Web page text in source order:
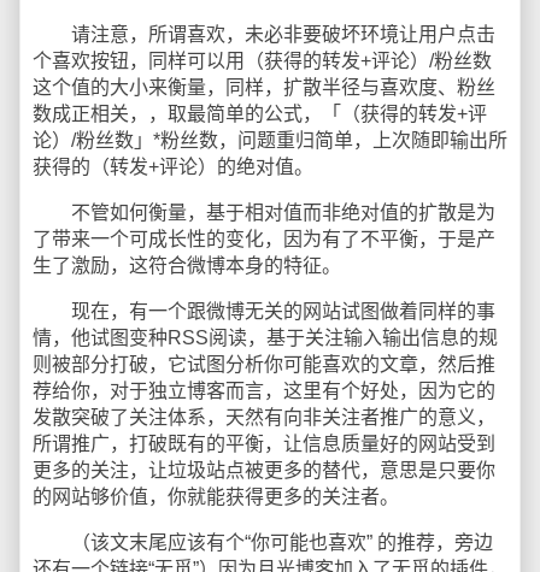
请注意，所谓喜欢，未必非要破坏环境让用户点击
个喜欢按钮，同样可以用（获得的转发+评论）/粉丝数
这个值的大小来衡量，同样，扩散半径与喜欢度、粉丝
数成正相关，，取最简单的公式，「（获得的转发+评
论）/粉丝数」*粉丝数，问题重归简单，上次随即输出所
获得的（转发+评论）的绝对值。
不管如何衡量，基于相对值而非绝对值的扩散是为
了带来一个可成长性的变化，因为有了不平衡，于是产
生了激励，这符合微博本身的特征。
现在，有一个跟微博无关的网站试图做着同样的事
情，他试图变种RSS阅读，基于关注输入输出信息的规
则被部分打破，它试图分析你可能喜欢的文章，然后推
荐给你，对于独立博客而言，这里有个好处，因为它的
发散突破了关注体系，天然有向非关注者推广的意义，
所谓推广，打破既有的平衡，让信息质量好的网站受到
更多的关注，让垃圾站点被更多的替代，意思是只要你
的网站够价值，你就能获得更多的关注者。
（该文末尾应该有个“你可能也喜欢” 的推荐，旁边